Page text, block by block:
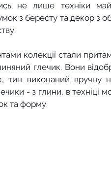
не лише техніки
з бересту та декор з
колекції стали
глечик. Вони
виконаний вручну
- з глини, в
та форму.